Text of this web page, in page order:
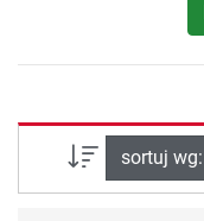
sortuj wg: